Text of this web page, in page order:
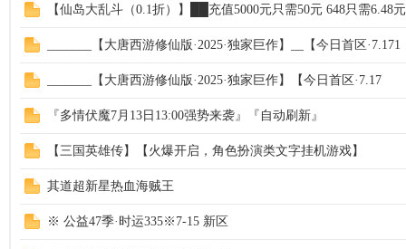
【仙岛大乱斗（0.1折）】██充值5000元只需50元 648只需6.48元
_______【大唐西游修仙版·2025·独家巨作】__【今日首区·7.171
_______【大唐西游修仙版·2025·独家巨作】【今日首区·7.17
『多情伏魔7月13日13:00强势来袭』『自动刷新』
【三国英雄传】【火爆开启，角色扮演类文字挂机游戏】
其道超新星热血海贼王
※ 公益47季·时运335※7-15 新区